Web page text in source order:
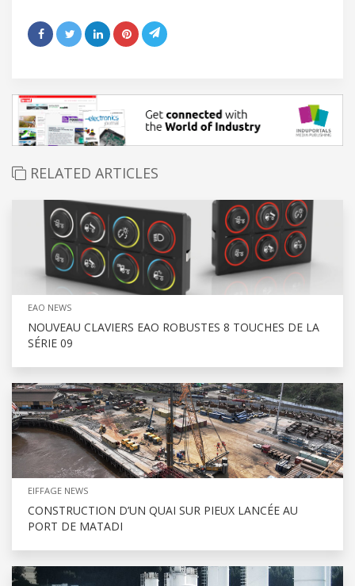
RELATED ARTICLES
EAO NEWS
NOUVEAU CLAVIERS EAO ROBUSTES 8 TOUCHES DE LA
SÉRIE 09
EIFFAGE NEWS
CONSTRUCTION D’UN QUAI SUR PIEUX LANCÉE AU
PORT DE MATADI